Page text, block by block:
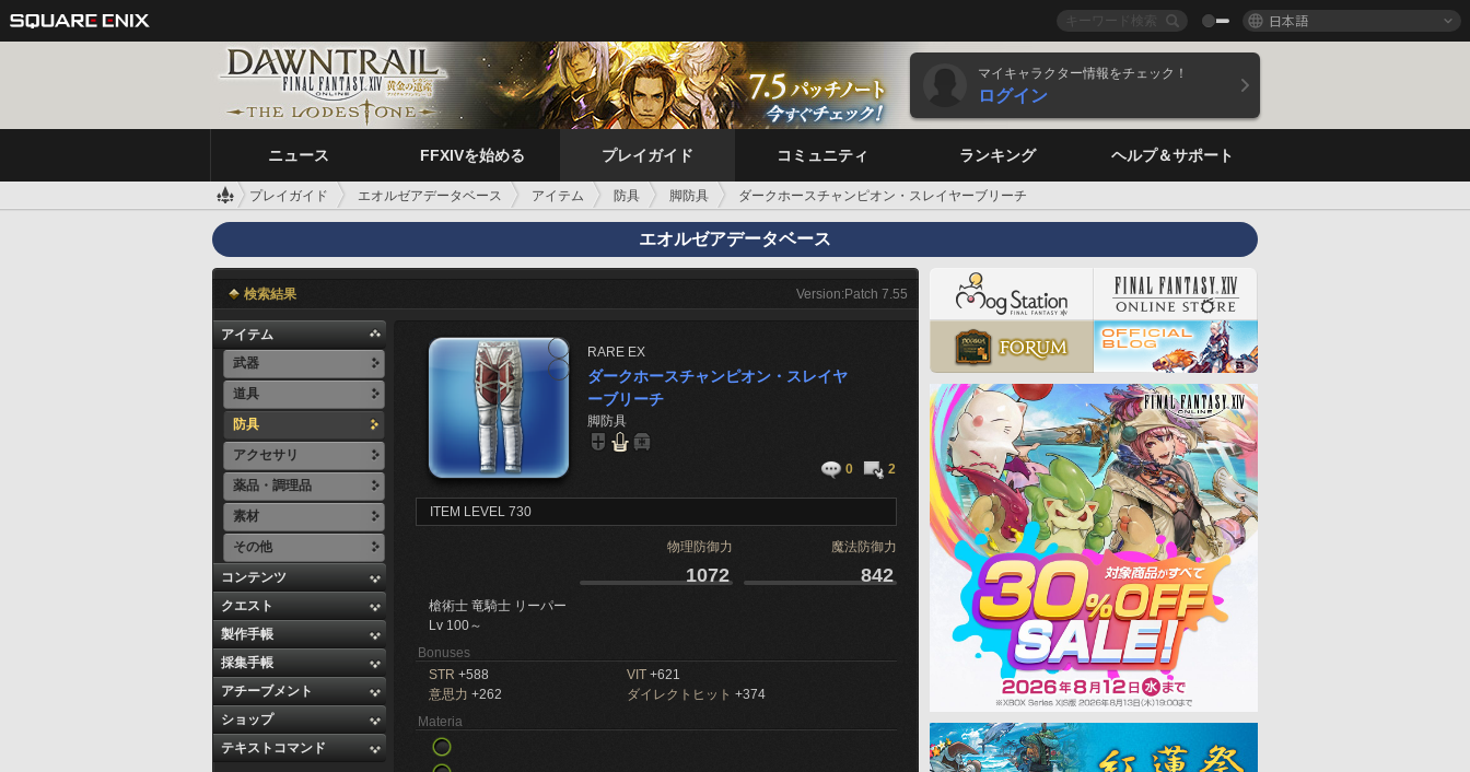
日本語
マイキャラクター情報をチェック！
ログイン
ニュース FFXIVを始める プレイガイド コミュニティ ランキング ヘルプ＆サポート
プレイガイド エオルゼアデータベース アイテム 防具 脚防具 ダークホースチャンピオン・スレイヤーブリーチ
エオルゼアデータベース
検索結果 Version:Patch 7.55
アイテム
武器
道具
防具
アクセサリ
薬品・調理品
素材
その他
コンテンツ
クエスト
製作手帳
採集手帳
アチーブメント
ショップ
テキストコマンド
RARE EX
ダークホースチャンピオン・スレイヤ
ーブリーチ
脚防具
0 2
ITEM LEVEL 730
物理防御力 魔法防御力
1072 842
槍術士 竜騎士 リーパー
Lv 100～
Bonuses
STR +588 VIT +621
意思力 +262 ダイレクトヒット +374
Materia